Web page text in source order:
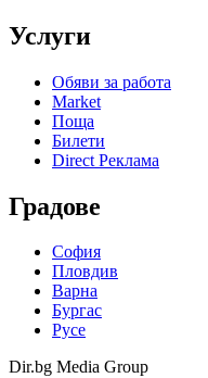
Услуги
Обяви за работа
Market
Поща
Билети
Direct Реклама
Градове
София
Пловдив
Варна
Бургас
Русе
Dir.bg Media Group